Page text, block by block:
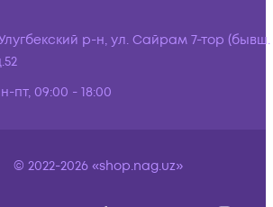
р-н, ул. Сайрам 7-тор (бывш.
пт, 09:00 - 18:00
© 2022-2026 «shop.nag.uz»